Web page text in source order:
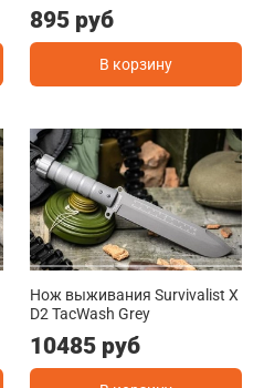
895 руб
В корзину
Нож выживания Survivalist X
D2 TacWash Grey
10485 руб